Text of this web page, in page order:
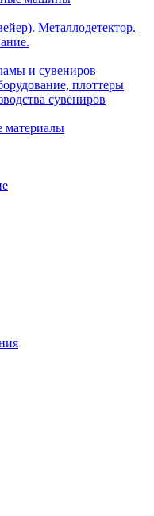
Металлодетектор.
и сувениров
плоттеры
сувениров
материалы